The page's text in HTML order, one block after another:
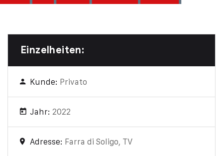
Einzelheiten:
Kunde: Privato
Jahr: 2022
Adresse: Farra di Soligo, TV